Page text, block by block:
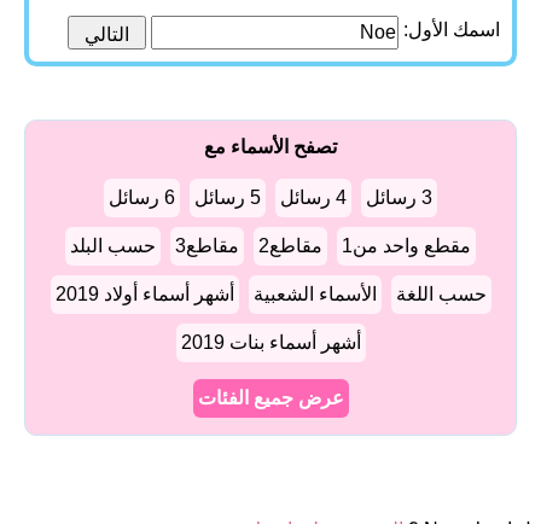
اسمك الأول:
تصفح الأسماء مع
3 رسائل 4 رسائل 5 رسائل 6 رسائل
مقطع واحد من1 مقاطع2 مقاطع3 حسب البلد
حسب اللغة الأسماء الشعبية أشهر أسماء أولاد 2019
أشهر أسماء بنات 2019
عرض جميع الفئات